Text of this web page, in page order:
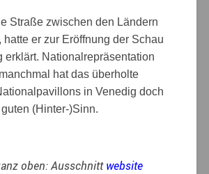
Straße zwischen den Ländern
hatte er zur Eröffnung der Schau
erklärt. Nationalrepräsentation
hat das überholte
in Venedig doch
(Hinter-)Sinn.
oben: Ausschnittwebsite